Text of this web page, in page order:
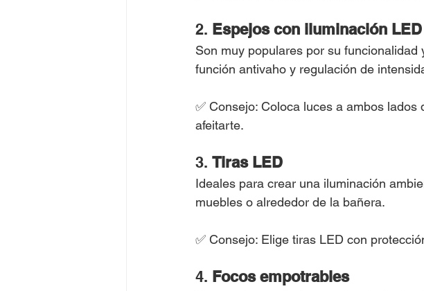
2. Espejos con iluminación LED
Son muy populares por su
función antivaho y regulación de
✅ Consejo: Coloca luces a ambos
afeitarte.
3. Tiras LED
Ideales para crear una iluminación
muebles o alrededor de la bañera.
✅ Consejo: Elige tiras LED con
4. Focos empotrables